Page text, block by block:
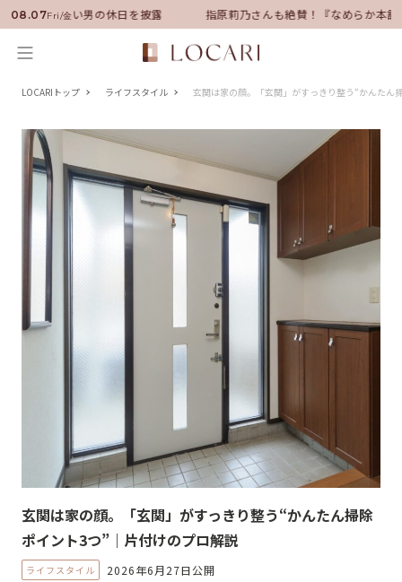
08.07Fri/金
に就任！いい男の休日を披露 指原莉乃さんも絶賛！『なめらか本舗
LOCARIトップ ライフスタイル 玄関は家の顔。「玄関」がすっきり整う“かんたん
玄関は家の顔。「玄関」がすっきり整う“かんたん掃除
ポイント3つ”｜片付けのプロ解説
ライフスタイル 2026年6月27日公開